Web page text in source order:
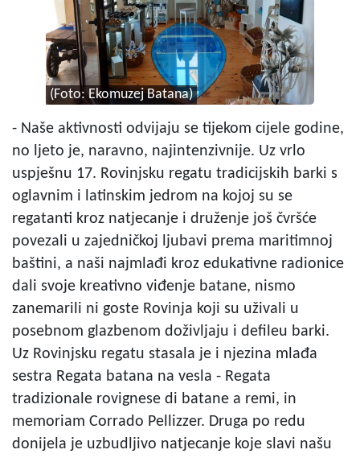
(Foto: Ekomuzej Batana)
- Naše aktivnosti odvijaju se tijekom cijele godine,
no ljeto je, naravno, najintenzivnije. Uz vrlo
uspješnu 17. Rovinjsku regatu tradicijskih barki s
oglavnim i latinskim jedrom na kojoj su se
regatanti kroz natjecanje i druženje još čvršće
povezali u zajedničkoj ljubavi prema maritimnoj
baštini, a naši najmlađi kroz edukativne radionice
dali svoje kreativno viđenje batane, nismo
zanemarili ni goste Rovinja koji su uživali u
posebnom glazbenom doživljaju i defileu barki.
Uz Rovinjsku regatu stasala je i njezina mlađa
sestra Regata batana na vesla - Regata
tradizionale rovignese di batane a remi, in
memoriam Corrado Pellizzer. Druga po redu
donijela je uzbudljivo natjecanje koje slavi našu